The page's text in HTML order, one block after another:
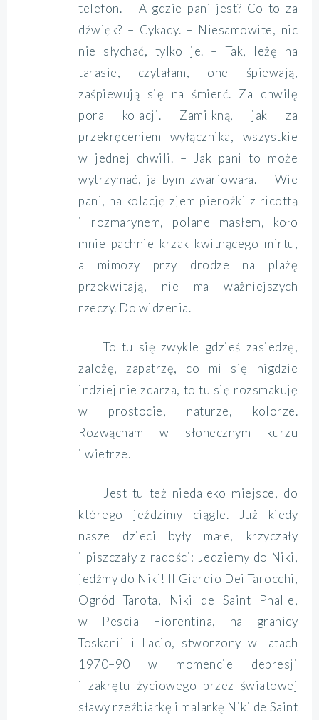
telefon. – A gdzie pani jest? Co to za
dźwięk? – Cykady. – Niesamowite, nic
nie słychać, tylko je. – Tak, leżę na
tarasie, czytałam, one śpiewają,
zaśpiewują się na śmierć. Za chwilę
pora kolacji. Zamilkną, jak za
przekręceniem wyłącznika, wszystkie
w jednej chwili. – Jak pani to może
wytrzymać, ja bym zwariowała. – Wie
pani, na kolację zjem pierożki z ricottą
i rozmarynem, polane masłem, koło
mnie pachnie krzak kwitnącego mirtu,
a mimozy przy drodze na plażę
przekwitają, nie ma ważniejszych
rzeczy. Do widzenia.
To tu się zwykle gdzieś zasiedzę,
zależę, zapatrzę, co mi się nigdzie
indziej nie zdarza, to tu się rozsmakuję
w prostocie, naturze, kolorze.
Rozwącham w słonecznym kurzu
i wietrze.
Jest tu też niedaleko miejsce, do
którego jeździmy ciągle. Już kiedy
nasze dzieci były małe, krzyczały
i piszczały z radości: Jedziemy do Niki,
jedźmy do Niki! Il Giardio Dei Tarocchi,
Ogród Tarota, Niki de Saint Phalle,
w Pescia Fiorentina, na granicy
Toskanii i Lacio, stworzony w latach
1970–90 w momencie depresji
i zakrętu życiowego przez światowej
sławy rzeźbiarkę i malarkę Niki de Saint